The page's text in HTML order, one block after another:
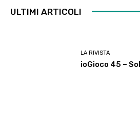
ULTIMI ARTICOLI
LA RIVISTA
ioGioco 45 –